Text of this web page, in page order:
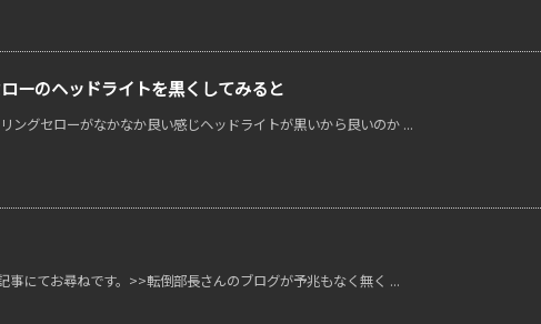
ーのヘッドライトを黒くしてみると
ングセローがなかなか良い感じヘッドライトが黒いから良いのか ...
事にてお尋ねです。>>転倒部長さんのブログが予兆もなく無く ...